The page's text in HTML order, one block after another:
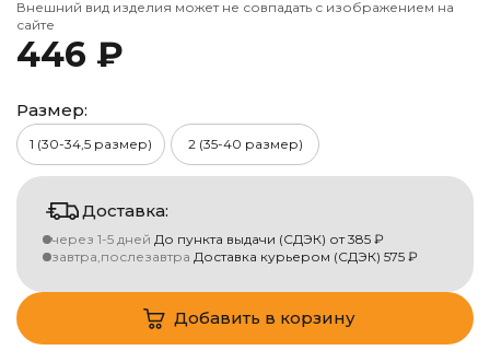
Внешний вид изделия может не совпадать с изображением на
сайте
446 ₽
Размер:
1 (30-34,5 размер) 2 (35-40 размер)
Доставка:
через 1-5 дней До пункта выдачи (СДЭК) от385 ₽
завтра,послезавтра Доставка курьером (СДЭК) 575 ₽
Добавить в корзину